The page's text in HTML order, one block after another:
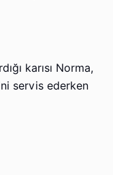
karısı Norma,
servis ederken